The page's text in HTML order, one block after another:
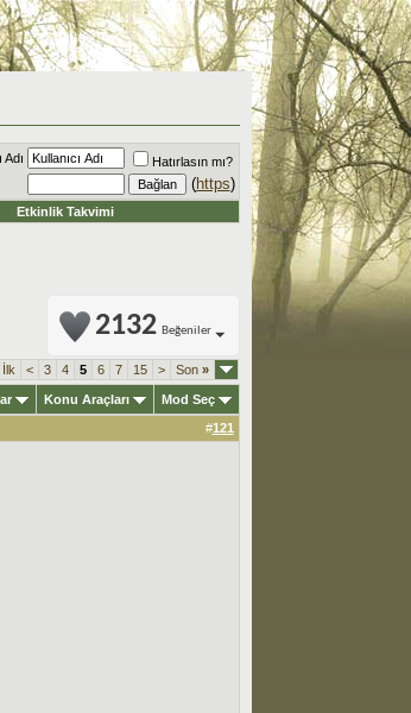
Adı
Hatırlasın mı?
(https)
Etkinlik Takvimi
2132 Beğeniler
İlk < 3 4 5 6 7 15 > Son»
Konu Araçları
Mod Seç
#121